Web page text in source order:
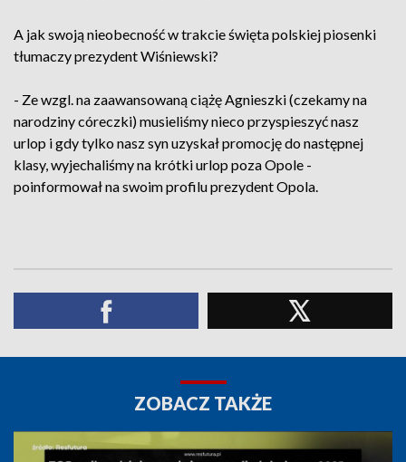
A jak swoją nieobecność w trakcie święta polskiej piosenki
tłumaczy prezydent Wiśniewski?
- Ze wzgl. na zaawansowaną ciążę Agnieszki (czekamy na
narodziny córeczki) musieliśmy nieco przyspieszyć nasz
urlop i gdy tylko nasz syn uzyskał promocję do następnej
klasy, wyjechaliśmy na krótki urlop poza Opole -
poinformował na swoim profilu prezydent Opola.
ZOBACZ TAKŻE